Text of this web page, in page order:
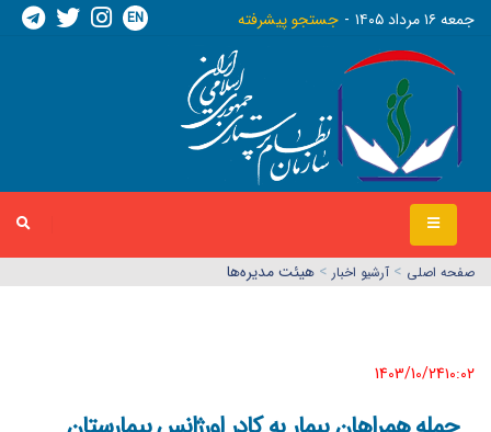
جمعه ١٦ مرداد ١٤٠٥ جستجو پیشرفته EN
صفحه اصلي > آرشیو اخبار > هیئت مدیره‌ها
1403/10/24١٠:٠٢